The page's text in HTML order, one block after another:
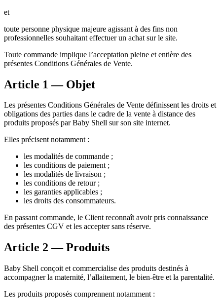
et
toute personne physique majeure agissant à des fins non
professionnelles souhaitant effectuer un achat sur le site.
Toute commande implique l’acceptation pleine et entière des
présentes Conditions Générales de Vente.
Article 1 — Objet
Les présentes Conditions Générales de Vente définissent les droits et
obligations des parties dans le cadre de la vente à distance des
produits proposés par Baby Shell sur son site internet.
Elles précisent notamment :
les modalités de commande ;
les conditions de paiement ;
les modalités de livraison ;
les conditions de retour ;
les garanties applicables ;
les droits des consommateurs.
En passant commande, le Client reconnaît avoir pris connaissance
des présentes CGV et les accepter sans réserve.
Article 2 — Produits
Baby Shell conçoit et commercialise des produits destinés à
accompagner la maternité, l’allaitement, le bien-être et la parentalité.
Les produits proposés comprennent notamment :